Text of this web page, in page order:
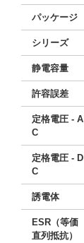
パッケージ
シリーズ
静電容量
許容誤差
定格電圧 - A
C
定格電圧 - D
C
誘電体
ESR（等価
直列抵抗）